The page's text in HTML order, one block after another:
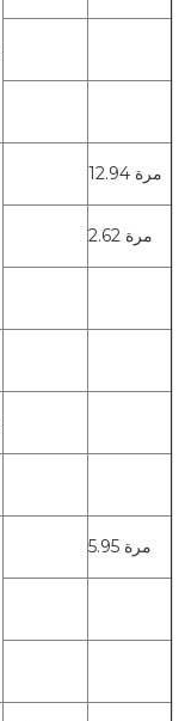
12.94 مرة
2.62 مرة
5.95 مرة